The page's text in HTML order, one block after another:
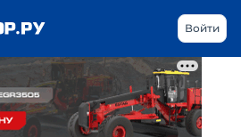
Войти